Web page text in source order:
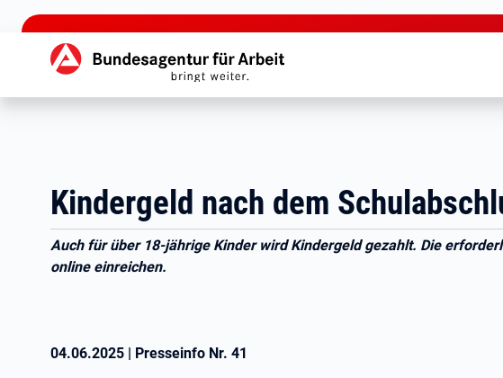
zu den Hauptinhalten springen
Hauptnavigation
Kindergeld nach dem
Auch für über 18-jährige Kinder wird Kindergeld gezahlt. Die
online einreichen.
04.06.2025 | Presseinfo Nr. 41